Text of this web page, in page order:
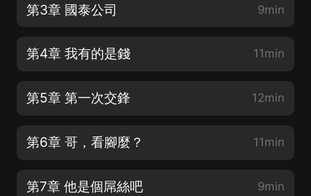
第3章 國泰公司 9min
第4章 我有的是錢 11min
第5章 第一次交鋒 12min
第6章 哥，看腳麼？ 11min
第7章 他是個屌絲吧 9min